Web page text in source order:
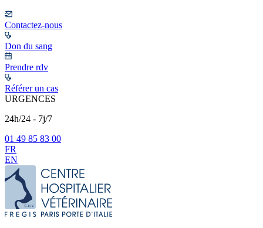
Contactez-nous
Don du sang
Prendre rdv
Référer un cas
URGENCES
24h/24 - 7j/7
01 49 85 83 00
FR
EN